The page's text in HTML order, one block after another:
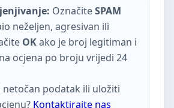
OznačiteSPAM
neželjen, agresivan ili
OKako je broj legitiman i
ocjena po broju vrijedi 24
podatak ili uložiti
Kontaktirajte nas